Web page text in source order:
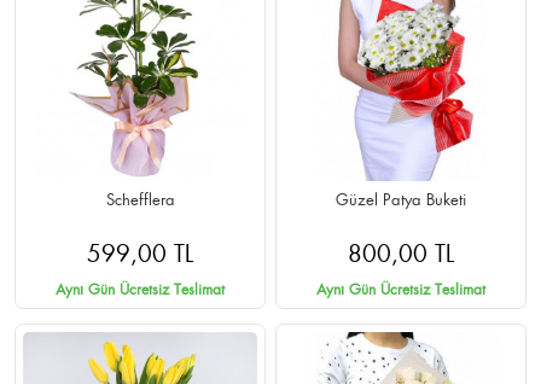
Schefflera
599,00 TL
Aynı Gün Ücretsiz Teslimat
Güzel Patya Buketi
800,00 TL
Aynı Gün Ücretsiz Teslimat